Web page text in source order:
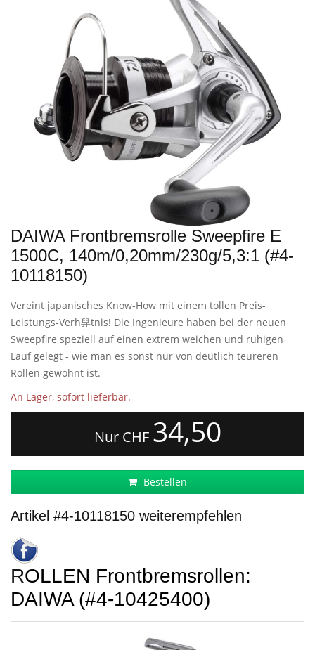
DAIWA Frontbremsrolle Sweepfire E
1500C, 140m/0,20mm/230g/5,3:1 (#4-
10118150)
Vereint japanisches Know-How mit einem tollen Preis-
Leistungs-Verh舁tnis! Die Ingenieure haben bei der neuen
Sweepfire speziell auf einen extrem weichen und ruhigen
Lauf gelegt - wie man es sonst nur von deutlich teureren
Rollen gewohnt ist.
An Lager, sofort lieferbar.
Nur CHF 34,50
Bestellen
Artikel #4-10118150 weiterempfehlen
ROLLEN Frontbremsrollen:
DAIWA (#4-10425400)